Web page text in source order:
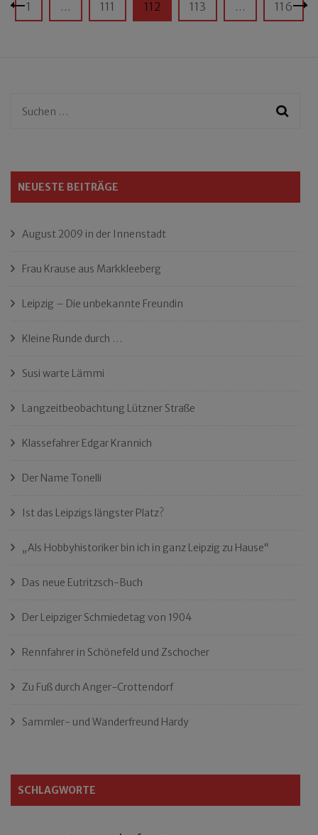
der
Seite
1 … Seite
111 Seite
112 Seite
113 … Seite
116
Suchen
NEUESTE BEITRÄGE
August 2009 in der Innenstadt
Frau Krause aus Markkleeberg
Leipzig – Die unbekannte Freundin
Kleine Runde durch …
Susi warte Lämmi
Langzeitbeobachtung Lützner Straße
Klassefahrer Edgar Krannich
Der Name Tonelli
Ist das Leipzigs längster Platz?
„Als Hobbyhistoriker bin ich in ganz Leipzig zu Hause“
Das neue Eutritzsch-Buch
Der Leipziger Schmiedetag von 1904
Rennfahrer in Schönefeld und Zschocher
Zu Fuß durch Anger-Crottendorf
Sammler- und Wanderfreund Hardy
SCHLAGWORTE